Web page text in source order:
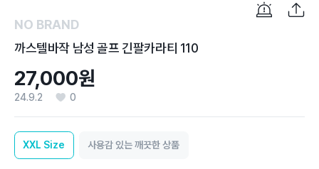
NO BRAND
까스텔바작 남성 골프 긴팔카라티 110
27,000원
24.9.2 0
XXL Size 사용감 있는 깨끗한 상품